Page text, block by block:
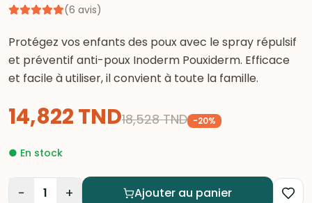
(6 avis)
Protégez vos enfants des poux avec le spray répulsif
et préventif anti-poux Inoderm Pouxiderm. Efficace
et facile à utiliser, il convient à toute la famille.
14,822TND18,528 TND -20%
● En stock
− 1 + Ajouter au panier